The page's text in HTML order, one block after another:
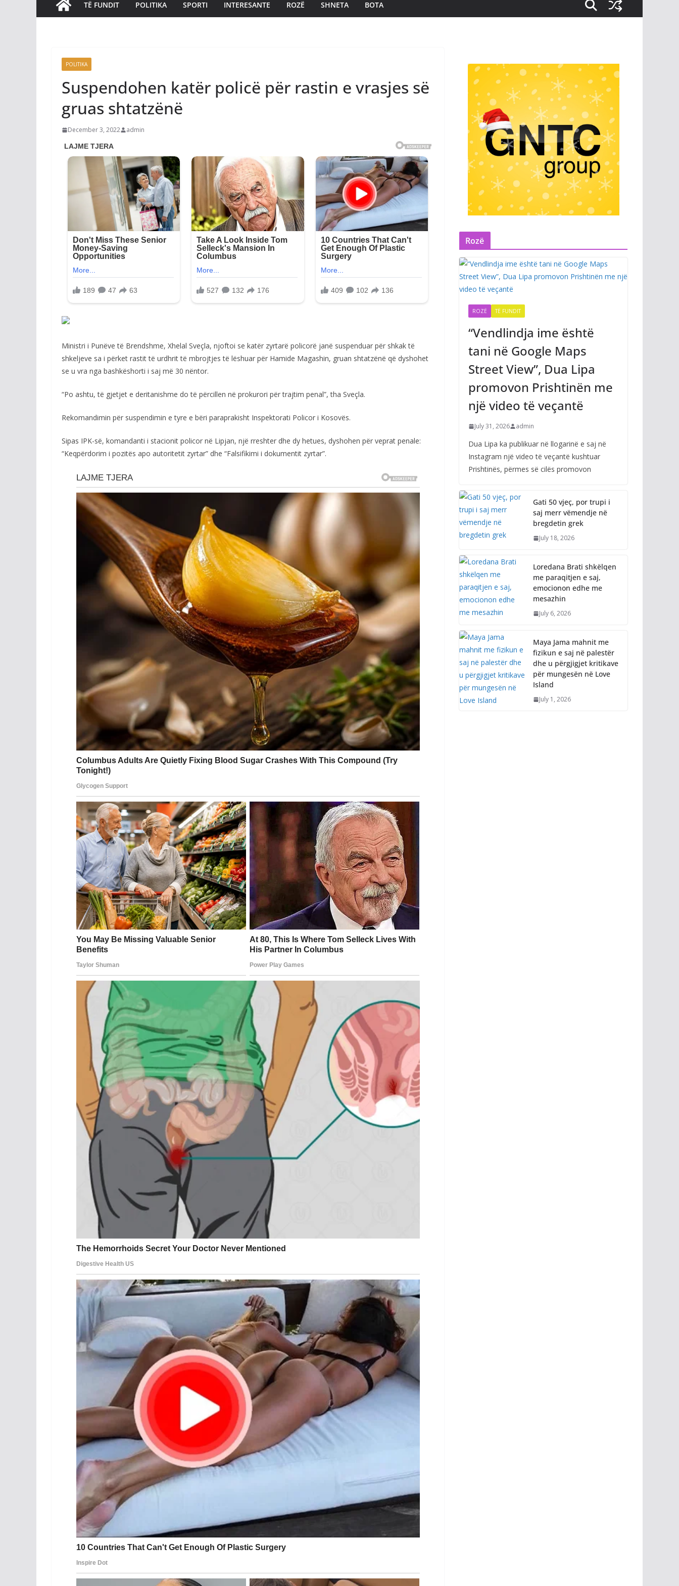
TË FUNDIT POLITIKA SPORTI INTERESANTE ROZË SHNETA BOTA
POLITIKA
Suspendohen katër policë për rastin e vrasjes së
gruas shtatzënë
December 3, 2022 admin
Ministri i Punëve të Brendshme, Xhelal Sveçla, njoftoi se katër zyrtarë policorë janë suspenduar për shkak të
shkeljeve sa i përket rastit të urdhrit të mbrojtjes të lëshuar për Hamide Magashin, gruan shtatzënë që dyshohet
se u vra nga bashkëshorti i saj më 30 nëntor.
“Po ashtu, të gjetjet e deritanishme do të përcillen në prokurori për trajtim penal”, tha Sveçla.
Rekomandimin për suspendimin e tyre e bëri paraprakisht Inspektorati Policor i Kosovës.
Sipas IPK-së, komandanti i stacionit policor në Lipjan, një rreshter dhe dy hetues, dyshohen për veprat penale:
“Keqpërdorim i pozitës apo autoritetit zyrtar” dhe “Falsifikimi i dokumentit zyrtar”.
Rozë
ROZË TË FUNDIT
“Vendlindja ime është
tani në Google Maps
Street View”, Dua Lipa
promovon Prishtinën me
një video të veçantë
July 31, 2026 admin
Dua Lipa ka publikuar në llogarinë e saj në
Instagram një video të veçantë kushtuar
Prishtinës, përmes së cilës promovon
Gati 50 vjeç, por trupi i
saj merr vëmendje në
bregdetin grek
July 18, 2026
Loredana Brati shkëlqen
me paraqitjen e saj,
emocionon edhe me
mesazhin
July 6, 2026
Maya Jama mahnit me
fizikun e saj në palestër
dhe u përgjigjet kritikave
për mungesën në Love
Island
July 1, 2026